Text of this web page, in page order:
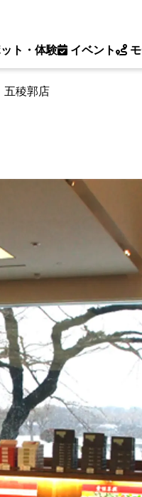
ト・体験 イベント
稜郭店